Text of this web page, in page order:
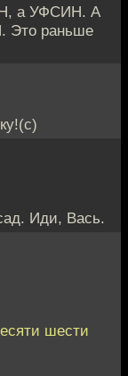
а УФСИН. А
Это раньше
Иди, Вась.
шести